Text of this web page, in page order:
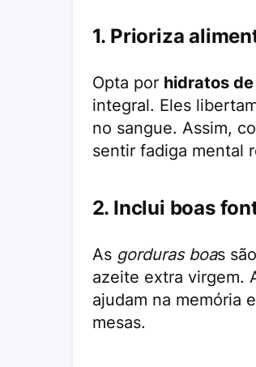
1. Prioriza
Opta por hidratos
integral. Eles
no sangue. Assim,
sentir fadiga mental
2. Inclui boas
As gorduras boas
azeite extra virgem.
ajudam na memória
mesas.